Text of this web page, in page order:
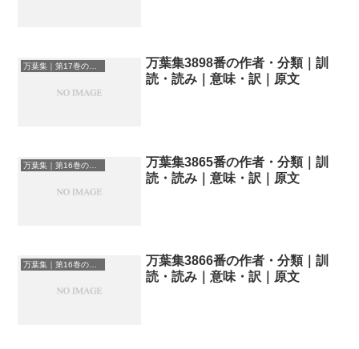
万葉集｜第17巻の和歌一覧
万葉集3898番の作者・分類｜訓
読・読み｜意味・訳｜原文
万葉集｜第16巻の和歌一覧
万葉集3865番の作者・分類｜訓
読・読み｜意味・訳｜原文
万葉集｜第16巻の和歌一覧
万葉集3866番の作者・分類｜訓
読・読み｜意味・訳｜原文